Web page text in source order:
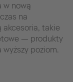
w nową
na
akcesoria, takie
— produkty
poziom.